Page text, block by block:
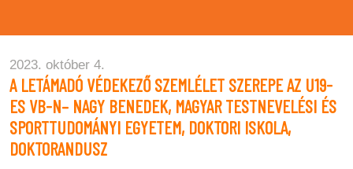
2023. október 4.
A LETÁMADÓ VÉDEKEZŐ SZEMLÉLET SZEREPE AZ U19-
ES VB-N– NAGY BENEDEK, MAGYAR TESTNEVELÉSI ÉS
SPORTTUDOMÁNYI EGYETEM, DOKTORI ISKOLA,
DOKTORANDUSZ